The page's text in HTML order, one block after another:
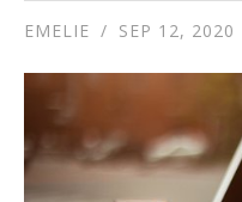
EMELIE SEP 12, 2020